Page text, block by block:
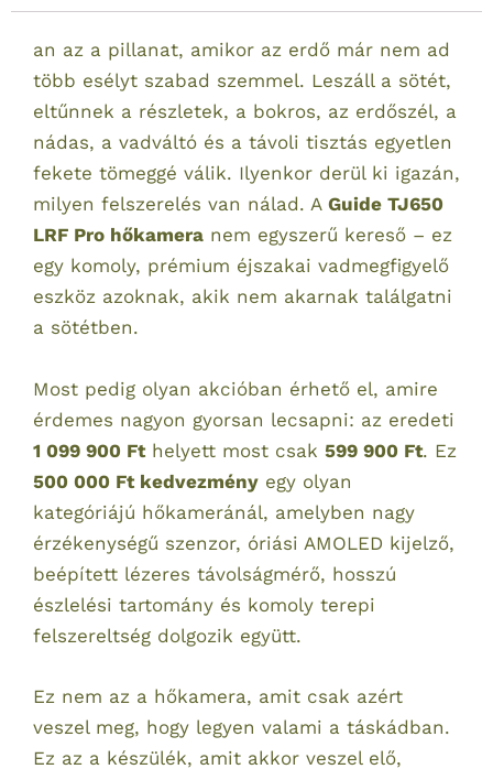
an az a pillanat, amikor az erdő már nem ad
több esélyt szabad szemmel. Leszáll a sötét,
eltűnnek a részletek, a bokros, az erdőszél, a
nádas, a vadváltó és a távoli tisztás egyetlen
fekete tömeggé válik. Ilyenkor derül ki igazán,
milyen felszerelés van nálad. A Guide TJ650
LRF Pro hőkamera nem egyszerű kereső – ez
egy komoly, prémium éjszakai vadmegfigyelő
eszköz azoknak, akik nem akarnak találgatni
a sötétben.
Most pedig olyan akcióban érhető el, amire
érdemes nagyon gyorsan lecsapni: az eredeti
1 099 900 Fthelyett most csak 599 900 Ft. Ez
500 000 Ft kedvezmény egy olyan
kategóriájú hőkameránál, amelyben nagy
érzékenységű szenzor, óriási AMOLED kijelző,
beépített lézeres távolságmérő, hosszú
észlelési tartomány és komoly terepi
felszereltség dolgozik együtt.
Ez nem az a hőkamera, amit csak azért
veszel meg, hogy legyen valami a táskádban.
Ez az a készülék, amit akkor veszel elő,